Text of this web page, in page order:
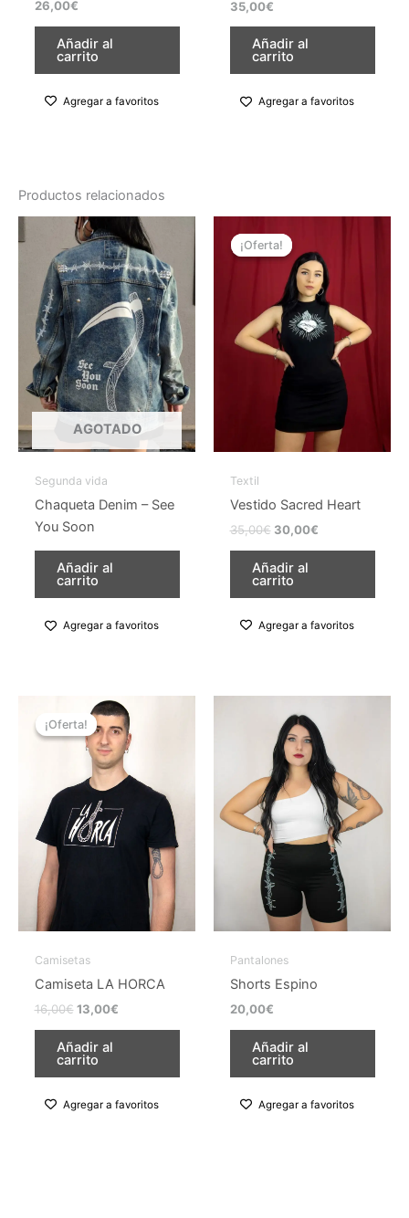
26,00€
Añadir al
carrito
producto
Agregar a favoritos
35,00€
Añadir al
carrito
producto
Agregar a favoritos
Productos relacionados
AGOTADO
Segunda vida
Chaqueta Denim – See
You Soon
Añadir al
carrito
Agregar a favoritos
¡Oferta!
¡Oferta!
Textil
Vestido Sacred Heart
35,00€
precio
original
era:
35,00€.
30,00€
actual
es:
30,00€.
Añadir al
carrito
producto
múltiples
variantes.
Las
opciones
página
de
producto
Agregar a favoritos
¡Oferta!
¡Oferta!
Camisetas
Camiseta LA HORCA
16,00€
precio
original
era:
16,00€.
13,00€
El
precio
actual
es:
13,00€.
Añadir al
carrito
producto
variantes.
Las
opciones
se
pueden
elegir
en
página
de
producto
Agregar a favoritos
Pantalones
Shorts Espino
20,00€
Añadir al
carrito
producto
múltiples
variantes.
Las
opciones
pueden
elegir
página
de
producto
Agregar a favoritos